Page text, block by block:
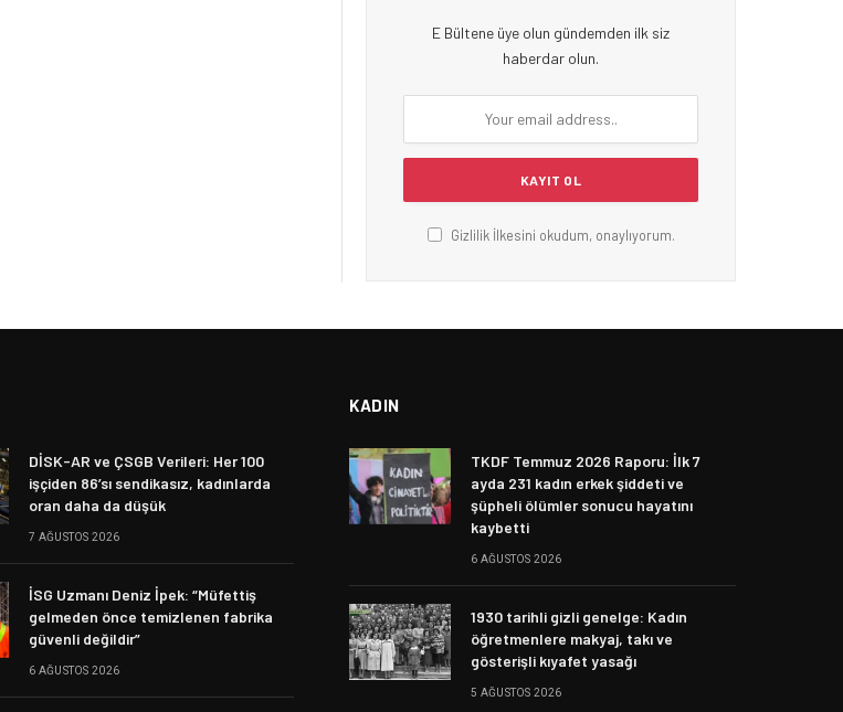
E Bültene üye olun gündemden ilk siz
haberdar olun.
Gizlilik İlkesini okudum, onaylıyorum.
DİSK-AR ve ÇSGB Verileri: Her 100
işçiden 86’sı sendikasız, kadınlarda
oran daha da düşük
7 AĞUSTOS 2026
İSG Uzmanı Deniz İpek: “Müfettiş
gelmeden önce temizlenen fabrika
güvenli değildir”
6 AĞUSTOS 2026
KADIN
TKDF Temmuz 2026 Raporu: İlk 7
ayda 231 kadın erkek şiddeti ve
şüpheli ölümler sonucu hayatını
kaybetti
6 AĞUSTOS 2026
1930 tarihli gizli genelge: Kadın
öğretmenlere makyaj, takı ve
gösterişli kıyafet yasağı
5 AĞUSTOS 2026